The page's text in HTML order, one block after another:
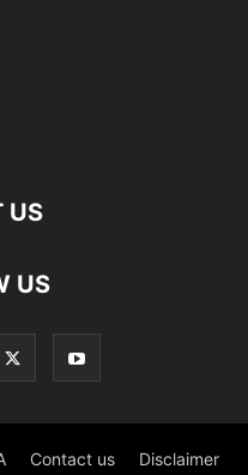
US
US
Contact us Disclaimer